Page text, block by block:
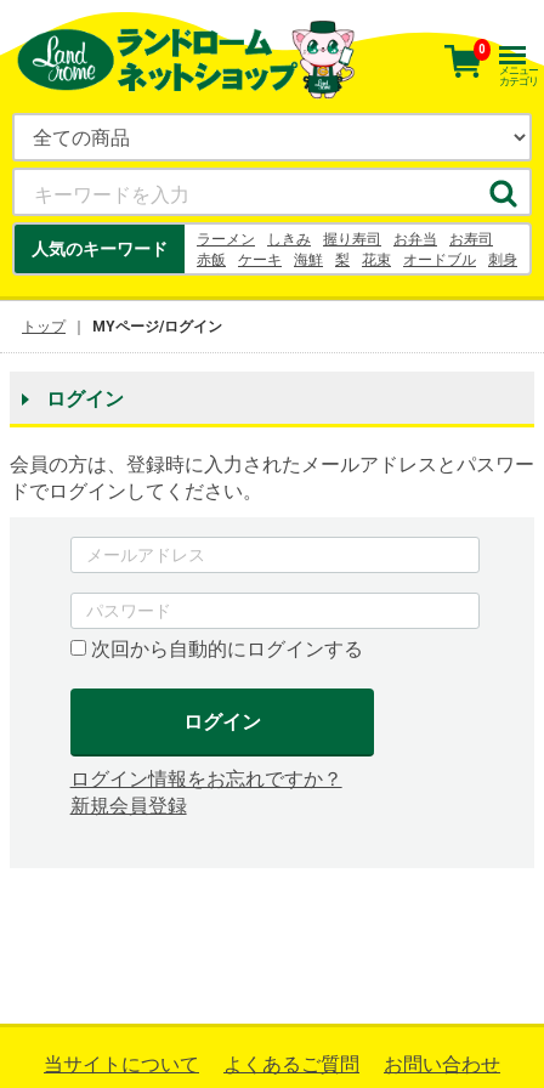
人気のキーワード ラーメン しきみ 握り寿司 お弁当
お寿司
赤飯
ケーキ 海鮮 梨 花束 オードブル
刺身
国産和牛
うなぎ うなぎ 梨
シュークリーム
お中元
鈴木農園 お茶
0
メニュー
カテゴリ
トップ MYページ/ログイン
ログイン
会員の方は、登録時に入力されたメールアドレスとパスワー
ドでログインしてください。
次回から自動的にログインする
ログイン
ログイン情報をお忘れですか？
新規会員登録
当サイトについて よくあるご質問 お問い合わせ